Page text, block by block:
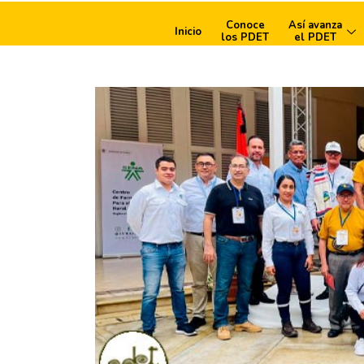
Inicio
Conoce
los PDET
Así avanza
el PDET